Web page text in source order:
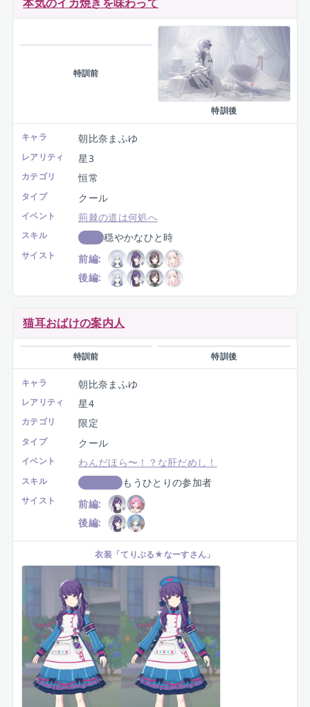
特訓後
キャラ 朝比奈まふゆ
レアリティ 星3
カテゴリ 恒常
タイプ クール
イベント 荊棘の道は何処へ
スキル 穏やかなひと時
サイスト
前編:
後編:
猫耳おばけの案内人
特訓前
キャラ 朝比奈まふゆ
レアリティ 星4
カテゴリ 限定
クール
スコアUP もうひとりの参加者
前編:
後編:
衣装 てりぶる★なーすさん